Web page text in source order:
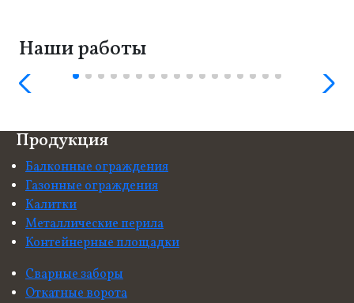
Наши работы
Продукция
Балконные ограждения
Газонные ограждения
Калитки
Металлические перила
Контейнерные площадки
Сварные заборы
Откатные ворота